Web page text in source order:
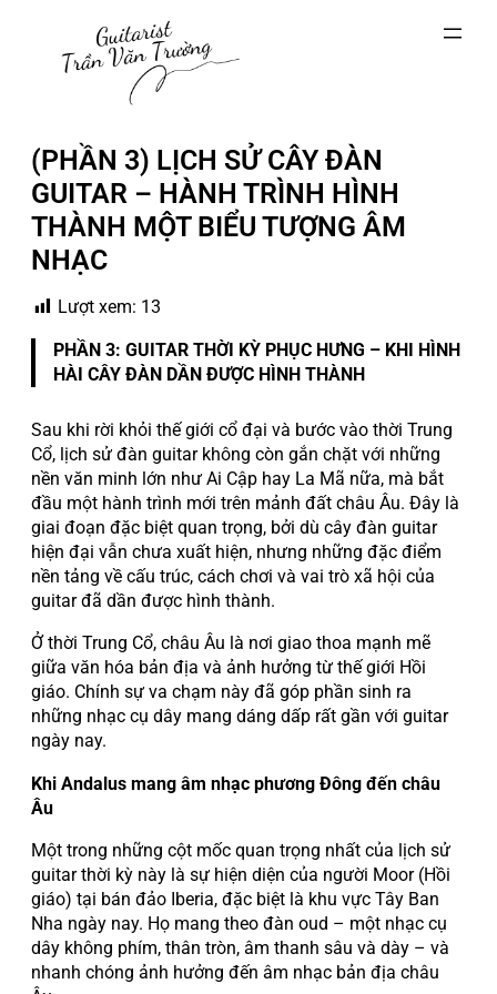
(PHẦN 3) LỊCH SỬ CÂY ĐÀN
GUITAR – HÀNH TRÌNH HÌNH
THÀNH MỘT BIỂU TƯỢNG ÂM
NHẠC
Lượt xem: 13
PHẦN 3: GUITAR THỜI KỲ PHỤC HƯNG – KHI HÌNH
HÀI CÂY ĐÀN DẦN ĐƯỢC HÌNH THÀNH
Sau khi rời khỏi thế giới cổ đại và bước vào thời Trung
Cổ, lịch sử đàn guitar không còn gắn chặt với những
nền văn minh lớn như Ai Cập hay La Mã nữa, mà bắt
đầu một hành trình mới trên mảnh đất châu Âu. Đây là
giai đoạn đặc biệt quan trọng, bởi dù cây đàn guitar
hiện đại vẫn chưa xuất hiện, nhưng những đặc điểm
nền tảng về cấu trúc, cách chơi và vai trò xã hội của
guitar đã dần được hình thành.
Ở thời Trung Cổ, châu Âu là nơi giao thoa mạnh mẽ
giữa văn hóa bản địa và ảnh hưởng từ thế giới Hồi
giáo. Chính sự va chạm này đã góp phần sinh ra
những nhạc cụ dây mang dáng dấp rất gần với guitar
ngày nay.
Khi Andalus mang âm nhạc phương Đông đến châu
Âu
Một trong những cột mốc quan trọng nhất của lịch sử
guitar thời kỳ này là sự hiện diện của người Moor (Hồi
giáo) tại bán đảo Iberia, đặc biệt là khu vực Tây Ban
Nha ngày nay. Họ mang theo đàn oud – một nhạc cụ
dây không phím, thân tròn, âm thanh sâu và dày – và
nhanh chóng ảnh hưởng đến âm nhạc bản địa châu